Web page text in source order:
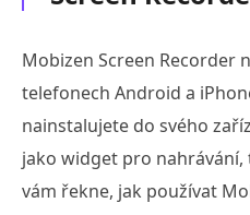
Mobizen Screen Recorder
telefonech Android a
nainstalujete do svého
jako widget pro nahrávání,
vám řekne, jak používat